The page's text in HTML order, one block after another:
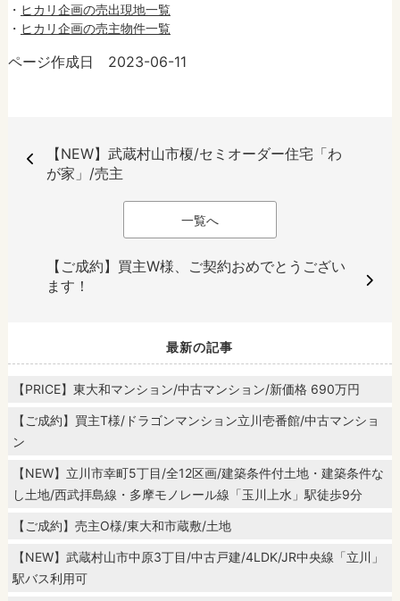
・ ヒカリ企画の売出現地一覧
・ ヒカリ企画の売主物件一覧
ページ作成日 2023-06-11
【NEW】武蔵村山市榎/セミオーダー住宅「わ
が家」/売主
一覧へ
【ご成約】買主W様、ご契約おめでとうござい
ます！
最新の記事
【PRICE】東大和マンション/中古マンション/新価格 690万円
【ご成約】買主T様/ドラゴンマンション立川壱番館/中古マンショ
ン
【NEW】立川市幸町5丁目/全12区画/建築条件付土地・建築条件な
し土地/西武拝島線・多摩モノレール線「玉川上水」駅徒歩9分
【ご成約】売主O様/東大和市蔵敷/土地
【NEW】武蔵村山市中原3丁目/中古戸建/4LDK/JR中央線「立川」
駅バス利用可